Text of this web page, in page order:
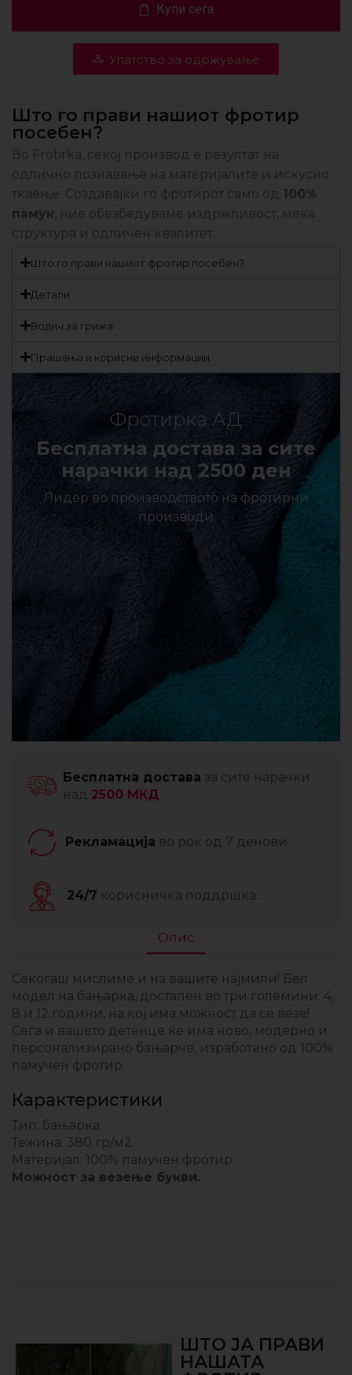
Купи сега
Упатство за одржување
Што го прави нашиот фротир
посебен?
Во Frotirka, секој производ е резултат на
одлично познавање на материјалите и искусно
ткаење. Создавајќи го фротирот само од 100%
памук, ние обезбедуваме издржливост, мека
структура и одличен квалитет.
Што го прави нашиот фротир посебен?
Детали
Водич за грижа
Прашања и корисни информации
Фротирка АД
Бесплатна достава за сите
нарачки над 2500 ден
Лидер во производството на фротирни
производи
Бесплатна достава за сите нарачки
над 2500 МКД
Рекламација во рок од 7 денови.
24/7 корисничка поддршка.
Опис
Секогаш мислиме и на вашите најмили! Бел
модел на бањарка, достапен во три големини: 4,
8 и 12 години, на кој има можност да се везе!
Сега и вашето детенце ќе има ново, модерно и
персонализирано бањарче, изработено од 100%
памучен фротир.
Карактеристики
Тип: бањарка
Тежина: 380 гр/м2
Материјал: 100% памучен фротир
Можност за везење букви.
ШТО ЈА ПРАВИ
НАШАТА